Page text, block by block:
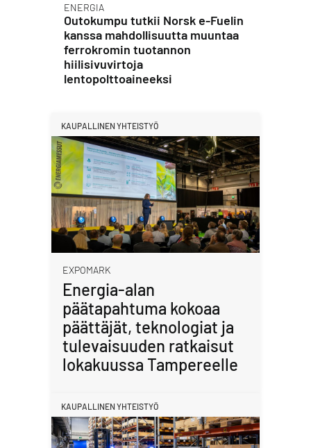
ENERGIA
Outokumpu tutkii Norsk e-Fuelin
kanssa mahdollisuutta muuntaa
ferrokromin tuotannon
hiilisivuvirtoja
lentopolttoaineeksi
KAUPALLINEN YHTEISTYÖ
EXPOMARK
Energia-alan
päätapahtuma kokoaa
päättäjät, teknologiat ja
tulevaisuuden ratkaisut
lokakuussa Tampereelle
KAUPALLINEN YHTEISTYÖ